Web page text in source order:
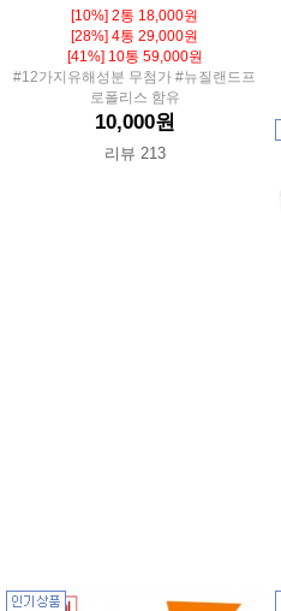
[10%] 2통 18,000원
[28%] 4통 29,000원
[41%] 10통 59,000원
#12가지유해성분 무첨가 #뉴질랜드프
로폴리스 함유
10,000원
리뷰 213